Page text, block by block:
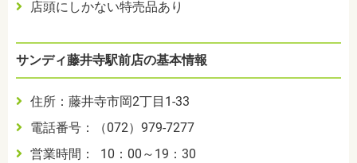
店頭にしかない特売品あり
サンディ藤井寺駅前店の基本情報
住所：藤井寺市岡2丁目1-33
電話番号：（072）979-7277
営業時間： 10：00～19：30